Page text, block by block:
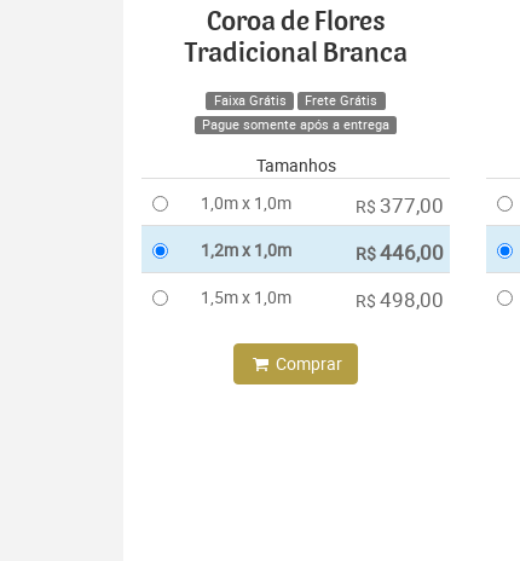
Coroa de Flores
Tradicional Branca
Faixa Grátis
Frete Grátis
Pague somente após a entrega
Tamanhos
1,0m x 1,0m
R$ 377,00
1,2m x 1,0m R$446,00
1,5m x 1,0m R$ 498,00
Comprar